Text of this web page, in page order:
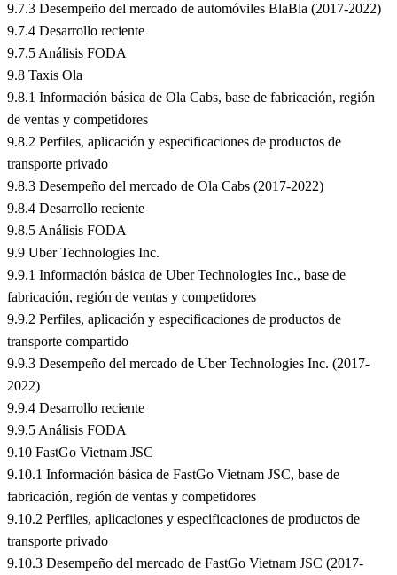
9.7.3 Desempeño del mercado de automóviles BlaBla (2017-2022)
9.7.4 Desarrollo reciente
9.7.5 Análisis FODA
9.8 Taxis Ola
9.8.1 Información básica de Ola Cabs, base de fabricación, región
de ventas y competidores
9.8.2 Perfiles, aplicación y especificaciones de productos de
transporte privado
9.8.3 Desempeño del mercado de Ola Cabs (2017-2022)
9.8.4 Desarrollo reciente
9.8.5 Análisis FODA
9.9 Uber Technologies Inc.
9.9.1 Información básica de Uber Technologies Inc., base de
fabricación, región de ventas y competidores
9.9.2 Perfiles, aplicación y especificaciones de productos de
transporte compartido
9.9.3 Desempeño del mercado de Uber Technologies Inc. (2017-
2022)
9.9.4 Desarrollo reciente
9.9.5 Análisis FODA
9.10 FastGo Vietnam JSC
9.10.1 Información básica de FastGo Vietnam JSC, base de
fabricación, región de ventas y competidores
9.10.2 Perfiles, aplicaciones y especificaciones de productos de
transporte privado
9.10.3 Desempeño del mercado de FastGo Vietnam JSC (2017-